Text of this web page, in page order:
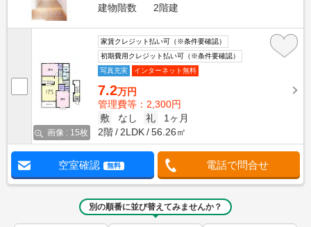
建物階数
2階建
画像 : 15枚
家賃クレジット払い可（※条件要確認）
初期費用クレジット払い可（※条件要確認）
写真充実
インターネット無料
7.2万円
管理費等：2,300円
敷
なし 礼
1ヶ月
2階
2LDK 56.26㎡
空室確認 無料 電話で問合せ
別の順番に並び替えてみませんか？